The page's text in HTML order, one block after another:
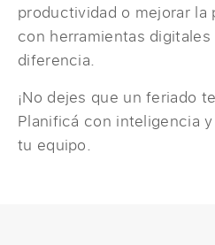
productividad o mejorar
con herramientas
diferencia.
¡No dejes que un feriado
Planificá con inteligencia
tu equipo.